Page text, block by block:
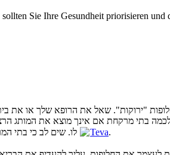
Sie Ihre Gesundheit priorisieren
"ירוקות". שאל את הרופא שלך או
בתי מרקחת אם אינך מוצא את המותג
Teva.